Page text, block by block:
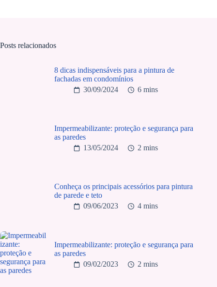
Posts relacionados
8 dicas indispensáveis para a pintura de
fachadas em condomínios
30/09/2024
6 mins
Impermeabilizante: proteção e segurança para
as paredes
13/05/2024
2 mins
Conheça os principais acessórios para pintura
de parede e teto
09/06/2023
4 mins
Impermeabilizante: proteção e segurança para
as paredes
09/02/2023
2 mins